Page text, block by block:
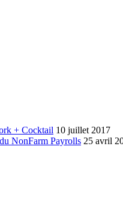
+ Cocktail 10 juillet 2017
NonFarm Payrolls 25 avril